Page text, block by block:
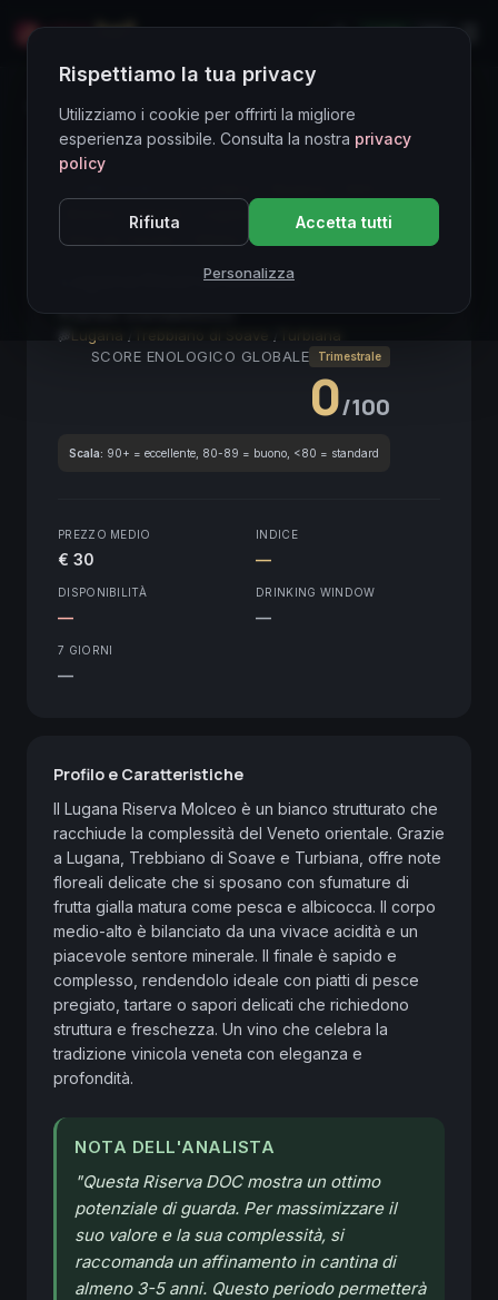
LIVE
Directory Vini
Veneto
Guarda
Lugana Riserva Molceo
Veneto orientale
2022
Lugana
Trebbiano di Soave
Turbiana
SCORE ENOLOGICO GLOBALE
Trimestrale
0/100
Scala: 90+ = eccellente, 80-89 = buono, <80 = standard
PREZZO MEDIO
€ 30
INDICE
—
DISPONIBILITÀ
—
DRINKING WINDOW
—
7 GIORNI
—
Profilo e Caratteristiche
Il Lugana Riserva Molceo è un bianco strutturato che
racchiude la complessità del Veneto orientale. Grazie
a Lugana, Trebbiano di Soave e Turbiana, offre note
floreali delicate che si sposano con sfumature di
frutta gialla matura come pesca e albicocca. Il corpo
medio-alto è bilanciato da una vivace acidità e un
piacevole sentore minerale. Il finale è sapido e
complesso, rendendolo ideale con piatti di pesce
pregiato, tartare o sapori delicati che richiedono
struttura e freschezza. Un vino che celebra la
tradizione vinicola veneta con eleganza e
profondità.
NOTA DELL'ANALISTA
"Questa Riserva DOC mostra un ottimo
potenziale di guarda. Per massimizzare il
suo valore e la sua complessità, si
raccomanda un affinamento in cantina di
almeno 3-5 anni. Questo periodo permetterà
Rispettiamo la tua privacy
Utilizziamo i cookie per offrirti la migliore
esperienza possibile. Consulta la nostra privacy
policy
Rifiuta Accetta tutti
Personalizza